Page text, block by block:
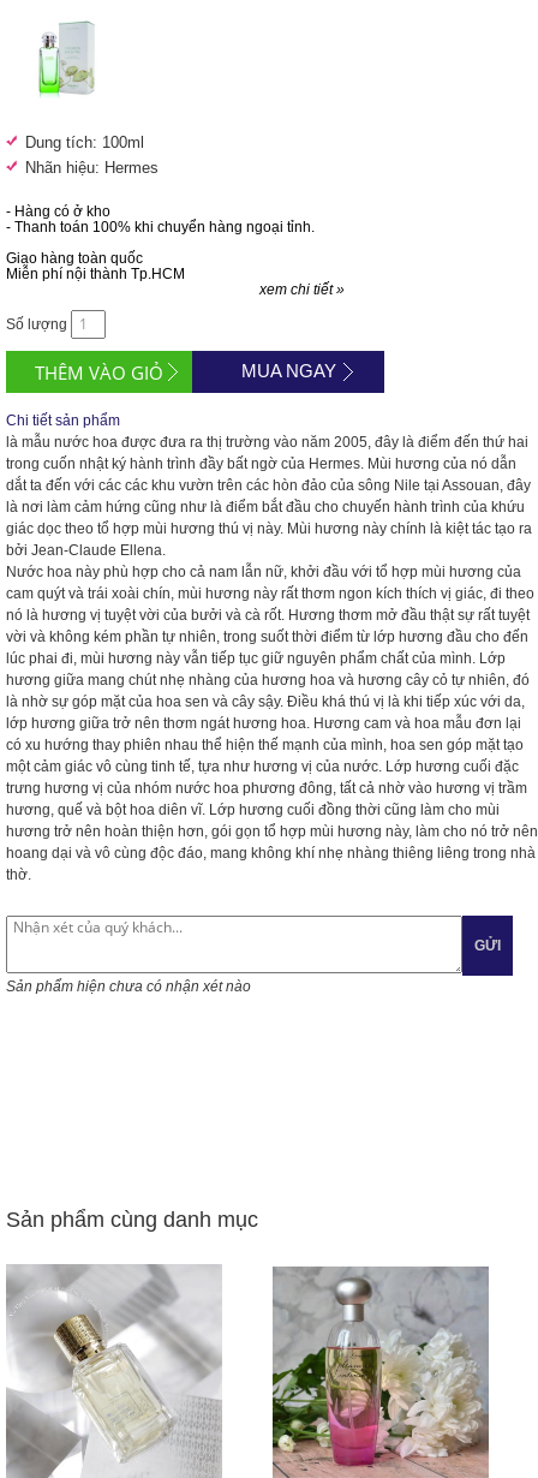
Dung tích: 100ml
Nhãn hiệu: Hermes
- Hàng có ở kho
- Thanh toán 100% khi chuyển hàng ngoại tỉnh.
Giao hàng toàn quốc
Miễn phí nội thành Tp.HCM
xem chi tiết »
Số lượng
MUA NGAY
Chi tiết sản phẩm
là mẫu nước hoa được đưa ra thị trường vào năm 2005, đây là điểm đến thứ hai
trong cuốn nhật ký hành trình đầy bất ngờ của Hermes. Mùi hương của nó dẫn
dắt ta đến với các các khu vườn trên các hòn đảo của sông Nile tại Assouan, đây
là nơi làm cảm hứng cũng như là điểm bắt đầu cho chuyến hành trình của khứu
giác dọc theo tổ hợp mùi hương thú vị này. Mùi hương này chính là kiệt tác tạo ra
bởi Jean-Claude Ell ena.
Nước hoa này phù hợp cho cả nam lẫn nữ, khởi đầu với tổ hợp mùi hương của
cam quýt và trái xoài chín, mùi hương này rất thơm ngon kích thích vị giác, đi theo
nó là hương vị tuyệt vời của bưởi và cà rốt. Hương thơm mở đầu thật sự rất tuyệt
vời và không kém phần tự nhiên, trong suốt thời điểm từ lớp hương đầu cho đến
lúc phai đi, mùi hương này vẫn tiếp tục giữ nguyên phẩm chất của mình. Lớp
hương giữa mang chút nhẹ nhàng của hương hoa và hương cây cỏ tự nhiên, đó
là nhờ sự góp mặt của hoa sen và cây sậy. Điều khá thú vị là khi tiếp xúc với da,
lớp hương giữa trở nên thơm ngát hương hoa. Hương cam và hoa mẫu đơn lại
có xu hướng thay phiên nhau thể hiện thế mạnh của mình, hoa sen góp mặt tạo
một cảm giác vô cùng tinh tế, tựa như hương vị của nước. Lớp hương cuối đặc
trưng hương vị của nhóm nước hoa phương đông, tất cả nhờ vào hương vị trầm
hương, quế và bột hoa diên vĩ. Lớp hương cuối đồng thời cũng làm cho mùi
hương trở nên hoàn thiện hơn, gói gọn tổ hợp mùi hương này, làm cho nó trở nên
hoang dại và vô cùng độc đáo, mang không khí nhẹ nhàng thiêng liêng trong nhà
thờ.
GỬI
Sản phẩm hiện chưa có nhận xét nào
Sản phẩm cùng danh mục